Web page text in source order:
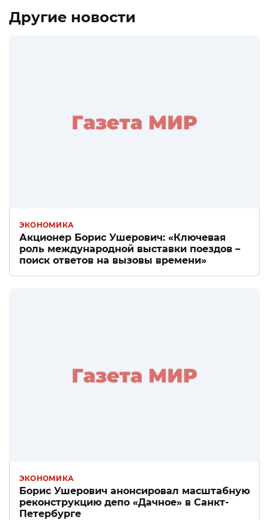
Другие новости
ЭКОНОМИКА
Акционер Борис Ушерович: «Ключевая
роль международной выставки поездов –
поиск ответов на вызовы времени»
ЭКОНОМИКА
Борис Ушерович анонсировал масштабную
реконструкцию депо «Дачное» в Санкт-
Петербурге